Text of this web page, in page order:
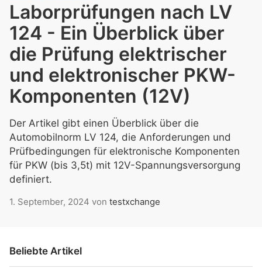
Laborprüfungen nach LV
124 - Ein Überblick über
die Prüfung elektrischer
und elektronischer PKW-
Komponenten (12V)
Der Artikel gibt einen Überblick über die
Automobilnorm LV 124, die Anforderungen und
Prüfbedingungen für elektronische Komponenten
für PKW (bis 3,5t) mit 12V-Spannungsversorgung
definiert.
1. September, 2024 von testxchange
Beliebte Artikel